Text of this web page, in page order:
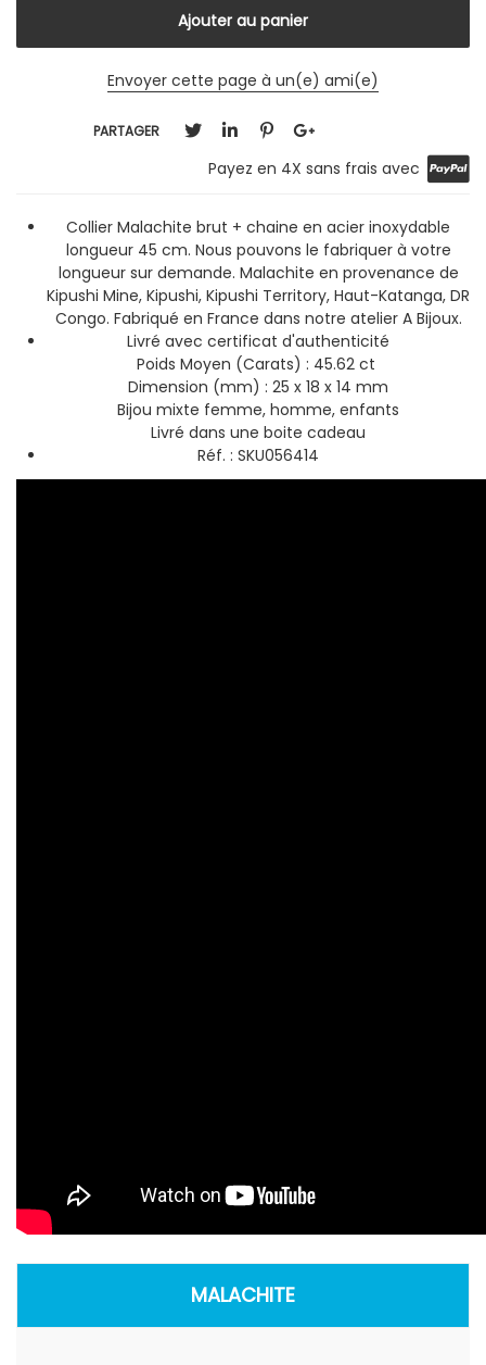
Envoyer cette page à un(e) ami(e)
PARTAGER
Payez en 4X sans frais avec
Collier Malachite brut + chaine en acier inoxydable
longueur 45 cm. Nous pouvons le fabriquer à votre
longueur sur demande. Malachite en provenance de
Kipushi Mine, Kipushi, Kipushi Territory, Haut-Katanga, DR
Congo. Fabriqué en France dans notre atelier A Bijoux.
Livré avec certificat d'authenticité
Poids Moyen (Carats) : 45.62 ct
Dimension (mm) : 25 x 18 x 14 mm
Bijou mixte femme, homme, enfants
Livré dans une boite cadeau
Réf. : SKU056414
MALACHITE